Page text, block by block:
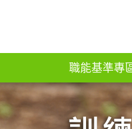
職能基準專